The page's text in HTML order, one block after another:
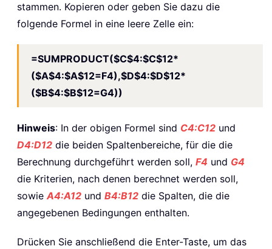
stammen. Kopieren oder geben Sie dazu die
folgende Formel in eine leere Zelle ein:
=SUMPRODUCT($C$4:$C$12*
($A$4:$A$12=F4),$D$4:$D$12*
($B$4:$B$12=G4))
Hinweis: In der obigen Formel sind C4:C12 und
D4:D12 die beiden Spaltenbereiche, für die die
Berechnung durchgeführt werden soll, F4 und G4
die Kriterien, nach denen berechnet werden soll,
sowie A4:A12 und B4:B12 die Spalten, die die
angegebenen Bedingungen enthalten.
Drücken Sie anschließend die Enter-Taste, um das